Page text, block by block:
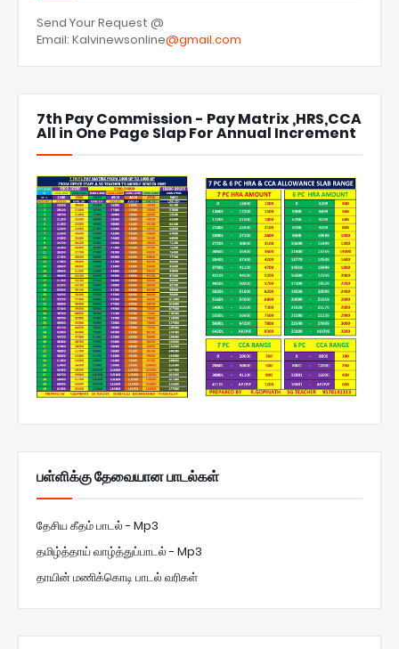
Send Your Request @
Email: Kalvinewsonline@gmail.com
7th Pay Commission - Pay Matrix ,HRS,CCA
All in One Page Slap For Annual Increment
பள்ளிக்கு தேவையான பாடல்கள்
தேசிய கீதம் பாடல் - Mp3
தமிழ்த்தாய் வாழ்த்துப்பாடல் - Mp3
தாயின் மணிக்கொடி பாடல் வரிகள்